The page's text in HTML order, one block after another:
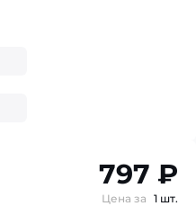
797 ₽
Цена за 1 шт.